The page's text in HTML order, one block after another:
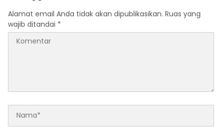
Alamat email Anda tidak akan dipublikasikan. Ruas yang
wajib ditandai *